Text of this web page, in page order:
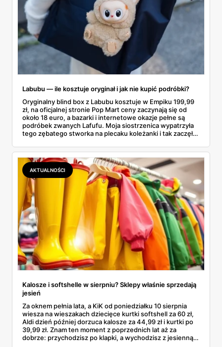
Labubu — ile kosztuje oryginał i jak nie kupić podróbki?
Oryginalny blind box z Labubu kosztuje w Empiku 199,99
zł, na oficjalnej stronie Pop Mart ceny zaczynają się od
około 18 euro, a bazarki i internetowe okazje pełne są
podróbek zwanych Lafufu. Moja siostrzenica wypatrzyła
tego zębatego stworka na plecaku koleżanki i tak zaczęło
kosztuje i po czym poznać, że sprzedawca nie wciska nam
podróbki. Spisałam wszystko, czego się dowiedziałam —
łącznie z jedną wpadką, o której za chwilę.
AKTUALNOŚCI
Kalosze i softshelle w sierpniu? Sklepy właśnie sprzedają
jesień
Za oknem pełnia lata, a KiK od poniedziałku 10 sierpnia
wiesza na wieszakach dziecięce kurtki softshell za 60 zł,
Aldi dzień później dorzuca kalosze za 44,99 zł i kurtki po
39,99 zł. Znam ten moment z poprzednich lat aż za
dobrze: przychodzisz po klapki, a wychodzisz z jesienną